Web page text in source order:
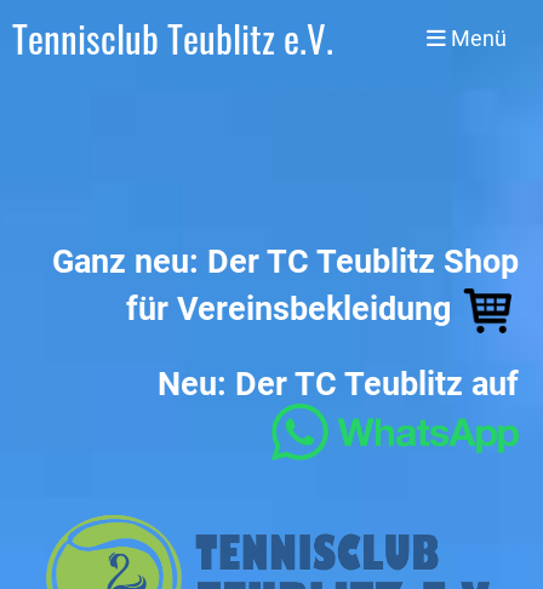
Tennisclub Teublitz e.V. Menü
Ganz neu: Der TC Teublitz Shop
für Vereinsbekleidung
Neu: Der TC Teublitz auf